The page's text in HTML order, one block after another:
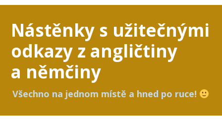
Nástěnky s užitečnými
odkazy z angličtiny
a němčiny
Všechno na jednom místě a hned po ruce!